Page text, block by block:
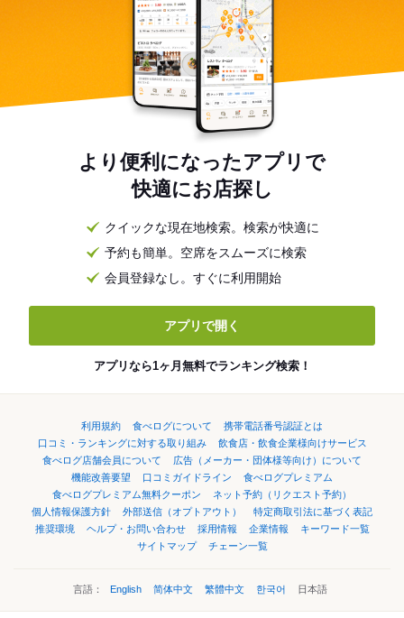
より便利になったアプリで
快適にお店探し
クイックな現在地検索。検索が快適に
予約も簡単。空席をスムーズに検索
会員登録なし。すぐに利用開始
アプリで開く
アプリなら1ヶ月無料でランキング検索！
利用規約 食べログについて
携帯電話番号認証とは
口コミ・ランキングに対する取り組み
飲食店・飲食企業様向けサービス
食べログ店舗会員について
広告（メーカー・団体様等向け）について
機能改善要望
口コミガイドライン
食べログプレミアム
食べログプレミアム無料クーポン
ネット予約（リクエスト予約）
個人情報保護方針
外部送信（オプトアウト）
特定商取引法に基づく表記
推奨環境
ヘルプ・お問い合わせ 採用情報 企業情報
キーワード一覧
サイトマップ
チェーン一覧
言語： English 简体中文 繁體中文 한국어 日本語